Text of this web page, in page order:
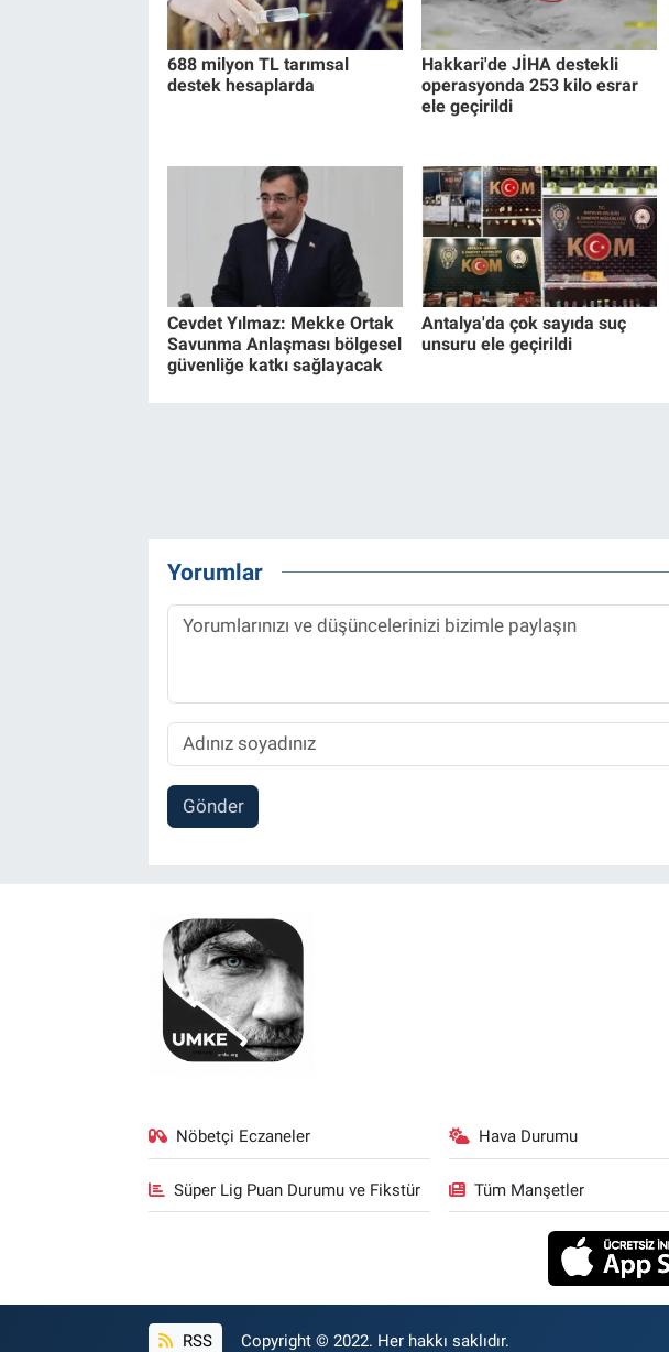
688 milyon TL tarımsal
destek hesaplarda
Hakkari'de JİHA destekli
operasyonda 253 kilo esrar
ele geçirildi
Cevdet Yılmaz: Mekke Ortak
Savunma Anlaşması bölgesel
güvenliğe katkı sağlayacak
Antalya'da çok sayıda suç
unsuru ele geçirildi
Yorumlar
Gönder
Nöbetçi Eczaneler Hava Durumu
Süper Lig Puan Durumu ve Fikstür Tüm Manşetler
RSS Copyright © 2022. Her hakkı saklıdır.